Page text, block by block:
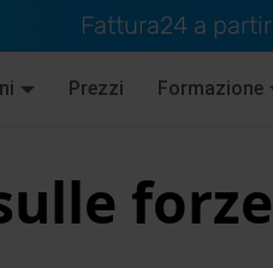
Fattura24 a
Prezzi Formazione